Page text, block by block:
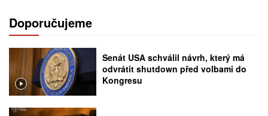
Doporučujeme
Senát USA schválil návrh, který má
odvrátit shutdown před volbami do
Kongresu